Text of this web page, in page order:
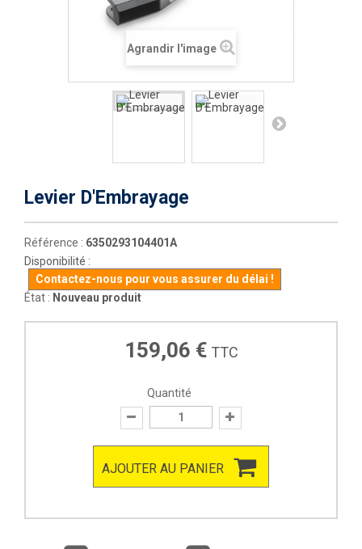
Agrandir l'image
Levier D'Embrayage
Référence : 6350293104401A
Disponibilité :
Contactez-nous pour vous assurer du délai !
État : Nouveau produit
159,06 € TTC
Quantité
AJOUTER AU PANIER